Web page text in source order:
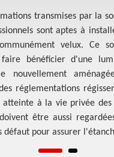
transmises par la
sont aptes à
velux. Ce
faire bénéficier d'une
nouvellement
réglementations
à la vie privée des
être aussi
défaut pour assurer